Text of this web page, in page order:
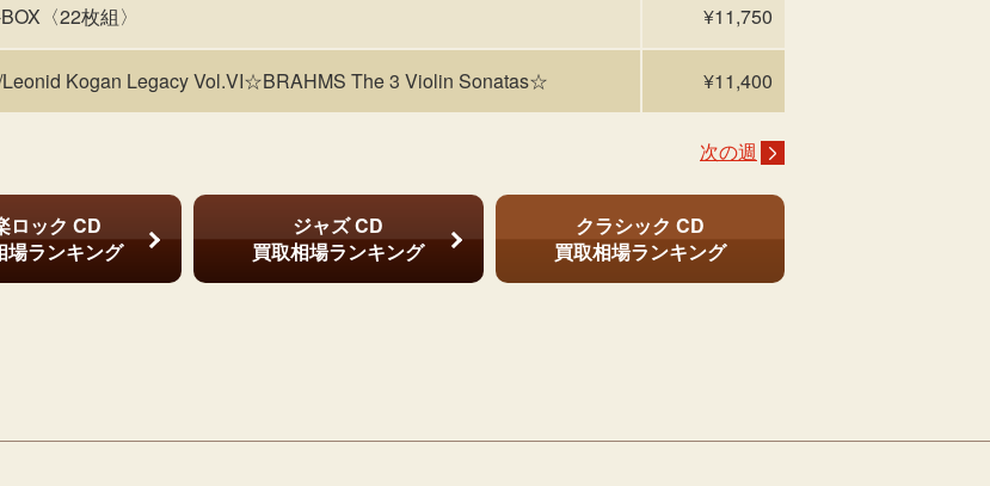
〈22枚組〉 ¥11,750
Kogan Legacy Vol.VI☆BRAHMS The 3 Violin Sonatas☆ ¥11,400
次の週
ロック CD
場ランキング
ジャズ CD
買取相場ランキング
クラシック CD
買取相場ランキング